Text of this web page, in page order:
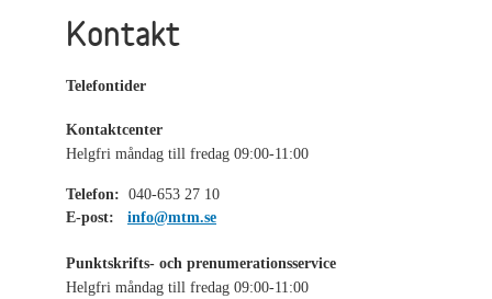
Kontakt
Telefontider
Kontaktcenter
Helgfri måndag till fredag 09:00-11:00
Telefon: 040-653 27 10
E-post:
info@mtm.se
Punktskrifts- och prenumerationsservice
Helgfri måndag till fredag 09:00-11:00